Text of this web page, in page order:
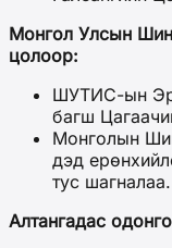
Монгол Улсын
цолоор:
ШУТИС-ын
багш
Монголын
дэд
тус шагналаа.
Алтангадас